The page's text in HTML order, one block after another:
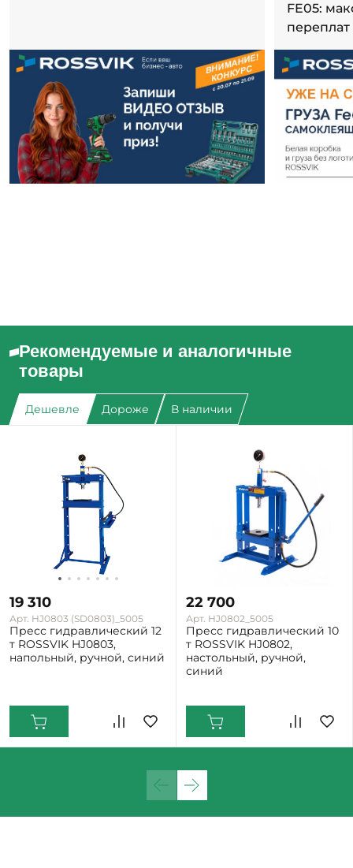
FE05:
переплат
Рекомендуемые и аналогичные
товары
Дешевле Дороже В наличии
19 310
Арт. HJ0803 (SD0803)_5005
Пресс гидравлический 12
т ROSSVIK HJ0803,
напольный, ручной, синий
22 700
Арт. HJ0802_5005
Пресс гидравлический 10
т ROSSVIK HJ0802,
настольный, ручной,
синий